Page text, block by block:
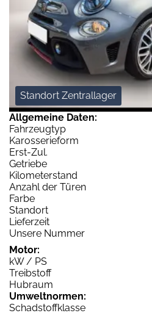
Standort Zentrallager
Allgemeine Daten:
Fahrzeugtyp
Karosserieform
Erst-Zul.
Getriebe
Kilometerstand
Anzahl der Türen
Farbe
Standort
Lieferzeit
Unsere Nummer
Motor:
kW / PS
Treibstoff
Hubraum
Umweltnormen:
Schadstoffklasse